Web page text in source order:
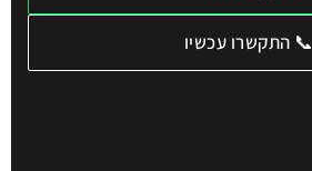
📞 התקשרו עכשיו